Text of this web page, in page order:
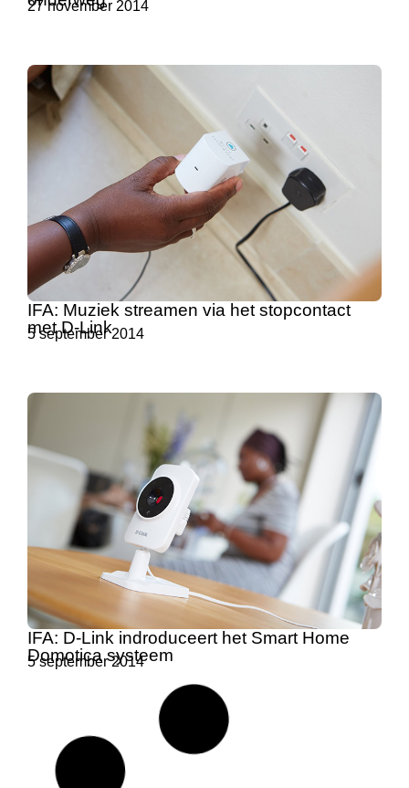
27 november 2014
IFA: Muziek streamen via het stopcontact
met D-Link
5 september 2014
IFA: D-Link indroduceert het Smart Home
Domotica systeem
5 september 2014